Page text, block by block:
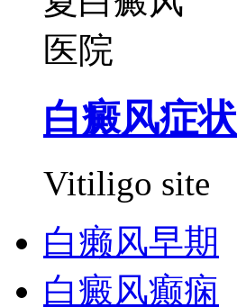
白癜风症状
Vitiligo site
白癞风早期
白癜风癫痫